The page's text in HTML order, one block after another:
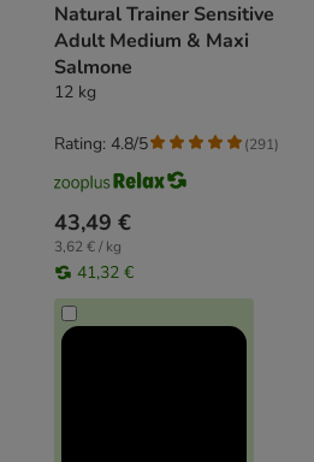
Natural Trainer Sensitive
Adult Medium & Maxi
Salmone
12 kg
43,49 €
3,62 € / kg
41,32 €
Rating: 4.8/5 (291)